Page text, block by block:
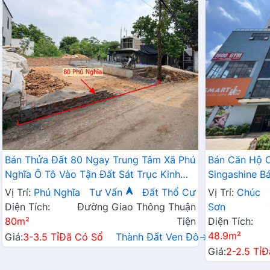
Bán Thửa Đất 80 Ngay Trung Tâm Xã Phú
Nghĩa Ô Tô Vào Tận Đất Sát Trục Kinh
Doanh Gần KCN Phú Nghĩa
Vị Trí: Phú Nghĩa Tư Vấn
Đất Thổ Cư
Diện Tích:
80m²
Đường Giao Thông Thuận
Tiện
Giá:3-3.5 TỉĐã Có Sổ Thành Đất Ven Đô→
Bán Căn Hộ
Singashine
Hợp Cho Hộ
Vị Trí: Chúc
Sơn
Diện Tích:
48.9m²
Giá:2-2.5 Tỉ